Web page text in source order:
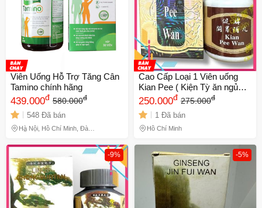
Viên Uống Hỗ Trợ Tăng Cân
Tamino chính hãng
439.000đ 580.000đ
548 Đã bán
Hà Nội, Hồ Chí Minh, Đà
Cao Cấp Loại 1 Viên uống
Kian Pee ( Kiện Tỳ ăn ngủ
ngon ) - Mã 1062 - xuất xứ
Malaysia - 1 hộp gồm 30 viên
250.000đ 275.000đ
1 Đã bán
Hồ Chí Minh
-9% -5%